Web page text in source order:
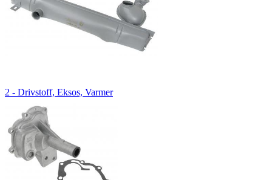
2 - Drivstoff, Eksos, Varmer